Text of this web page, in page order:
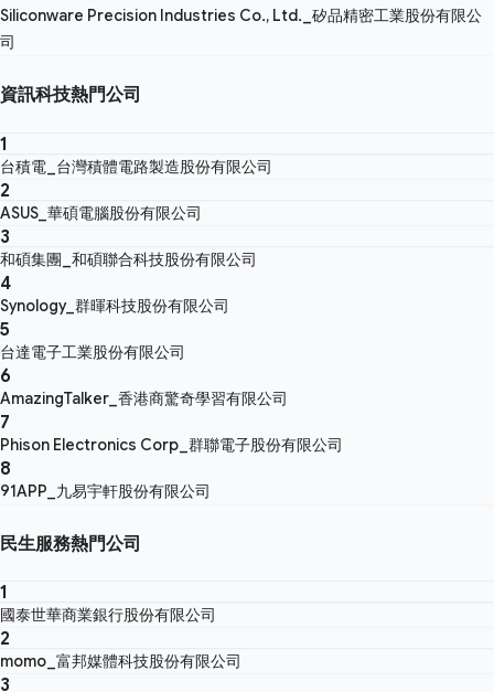
Siliconware Precision Industries Co., Ltd._矽品精密工業股份有限公
司
資訊科技熱門公司
1
台積電_台灣積體電路製造股份有限公司
2
ASUS_華碩電腦股份有限公司
3
和碩集團_和碩聯合科技股份有限公司
4
Synology_群暉科技股份有限公司
5
台達電子工業股份有限公司
6
AmazingTalker_香港商驚奇學習有限公司
7
Phison Electronics Corp_群聯電子股份有限公司
8
91APP_九易宇軒股份有限公司
民生服務熱門公司
1
國泰世華商業銀行股份有限公司
2
momo_富邦媒體科技股份有限公司
3